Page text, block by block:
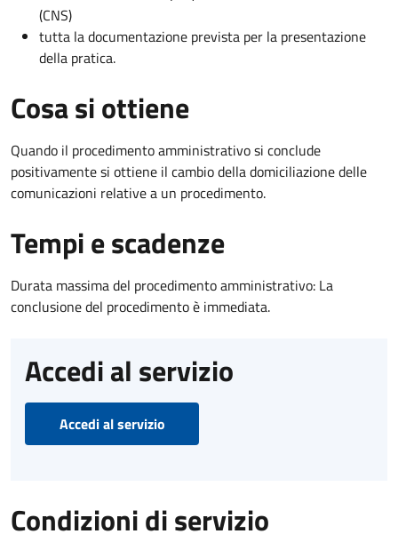
(CNS)
tutta la documentazione prevista per la presentazione
della pratica.
Cosa si ottiene
Quando il procedimento amministrativo si conclude
positivamente si ottiene il cambio della domiciliazione delle
comunicazioni relative a un procedimento.
Tempi e scadenze
Durata massima del procedimento amministrativo: La
conclusione del procedimento è immediata.
Accedi al servizio
Accedi al servizio
Condizioni di servizio